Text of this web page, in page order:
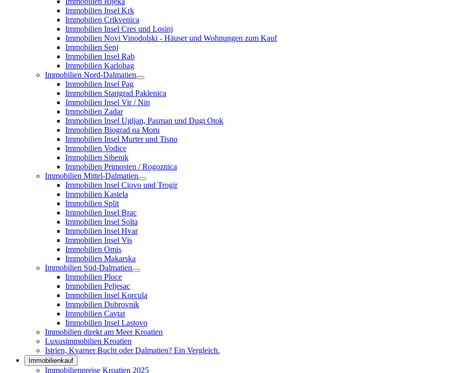
Immobilien Insel Krk
Immobilien Crikvenica
Immobilien Insel Cres und Losinj
Immobilien Novi Vinodolski - Häuser und Wohnungen zum Kauf
Immobilien Senj
Immobilien Insel Rab
Immobilien Karlobag
Immobilien Nord-Dalmatien
Immobilien Insel Pag
Immobilien Starigrad Paklenica
Immobilien Insel Vir / Nin
Immobilien Zadar
Immobilien Insel Ugljan, Pasman und Dugi Otok
Immobilien Biograd na Moru
Immobilien Insel Murter und Tisno
Immobilien Vodice
Immobilien Sibenik
Immobilien Primosten / Rogoznica
Immobilien Mittel-Dalmatien
Immobilien Insel Ciovo und Trogir
Immobilien Kastela
Immobilien Split
Immobilien Insel Brac
Immobilien Insel Solta
Immobilien Insel Hvar
Immobilien Insel Vis
Immobilien Omis
Immobilien Makarska
Immobilien Süd-Dalmatien
Immobilien Ploce
Immobilien Peljesac
Immobilien Insel Korcula
Immobilien Dubrovnik
Immobilien Cavtat
Immobilien Insel Lastovo
Immobilien direkt am Meer Kroatien
Luxusimmobilien Kroatien
Istrien, Kvarner Bucht oder Dalmatien? Ein Vergleich.
Immobilienkauf
Immobilienpreise Kroatien 2025